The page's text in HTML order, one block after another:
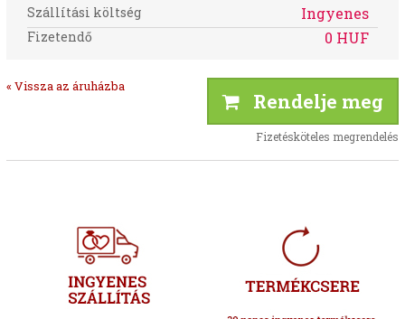
Szállítási költség Ingyenes
Fizetendő 0 HUF
« Vissza az áruházba
Rendelje meg
Fizetésköteles megrendelés